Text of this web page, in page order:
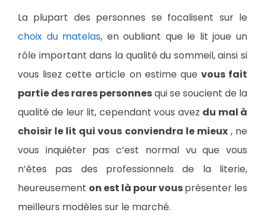
La plupart des personnes se focalisent sur le
choix du matelas, en oubliant que le lit joue un
rôle important dans la qualité du sommeil, ainsi si
vous lisez cette article on estime que vous fait
partie des rares personnesqui se soucient de la
qualité de leur lit, cependant vous avez du mal à
choisir le lit qui vous conviendra le mieux, ne
vous inquiéter pas c’est normal vu que vous
n’êtes pas des professionnels de la literie,
heureusement on est là pour vousprésenter les
meilleurs modèles sur le marché.